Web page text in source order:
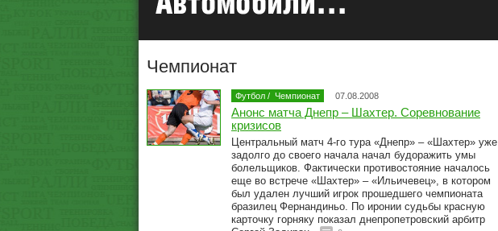
Чемпионат
Футбол / Чемпионат 07.08.2008
Анонс матча Днепр – Шахтер. Соревнование
кризисов
Центральный матч 4-го тура «Днепр» – «Шахтер» уже
задолго до своего начала начал будоражить умы
болельщиков. Фактически противостояние началось
еще во встрече «Шахтер» – «Ильичевец», в котором
был удален лучший игрок прошедшего чемпионата
бразилец Фернандиньо. По иронии судьбы красную
карточку горняку показал днепропетровский арбитр